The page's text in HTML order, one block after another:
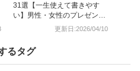
31選【一生使えて書きやす
い】男性・女性のプレゼント
更新日:2026/04/10
るタグ